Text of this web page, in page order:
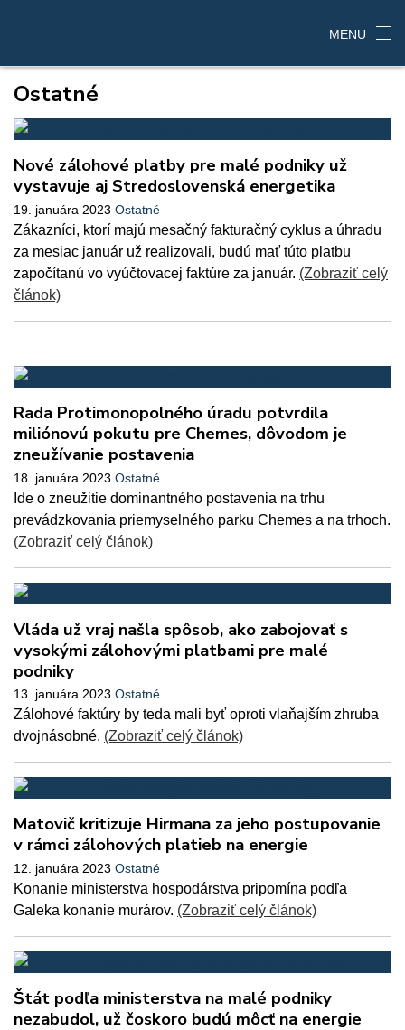
MENU
Ostatné
Nové zálohové platby pre malé podniky už
vystavuje aj Stredoslovenská energetika
19. januára 2023 Ostatné
Zákazníci, ktorí majú mesačný fakturačný cyklus a úhradu
za mesiac január už realizovali, budú mať túto platbu
započítanú vo vyúčtovacej faktúre za január. (Zobraziť celý
článok)
Rada Protimonopolného úradu potvrdila
miliónovú pokutu pre Chemes, dôvodom je
zneužívanie postavenia
18. januára 2023 Ostatné
Ide o zneužitie dominantného postavenia na trhu
prevádzkovania priemyselného parku Chemes a na trhoch.
(Zobraziť celý článok)
Vláda už vraj našla spôsob, ako zabojovať s
vysokými zálohovými platbami pre malé
podniky
13. januára 2023 Ostatné
Zálohové faktúry by teda mali byť oproti vlaňajším zhruba
dvojnásobné. (Zobraziť celý článok)
Matovič kritizuje Hirmana za jeho postupovanie
v rámci zálohových platieb na energie
12. januára 2023 Ostatné
Konanie ministerstva hospodárstva pripomína podľa
Galeka konanie murárov. (Zobraziť celý článok)
Štát podľa ministerstva na malé podniky
nezabudol, už čoskoro budú môcť na energie